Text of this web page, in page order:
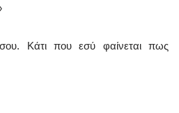
Κάτι που εσύ φαίνεται πως